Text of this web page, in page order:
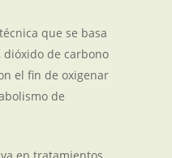
que se basa
de carbono
el fin de oxigenar
de